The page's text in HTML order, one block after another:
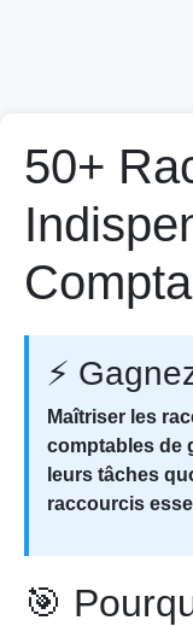
50+
⚡
Maîtriser les
comptables de
leurs tâches
raccourcis
🎯